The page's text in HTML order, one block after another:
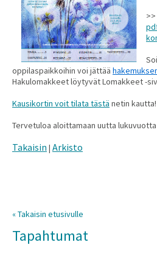
>>
oppilaspaikkoihin voi jättää
Hakulomakkeet löytyvät Lomakkeet -
Kausikortin voit tilata tästä netin kautta!
Tervetuloa aloittamaan uutta
Takaisin | Arkisto
« Takaisin etusivulle
Tapahtumat